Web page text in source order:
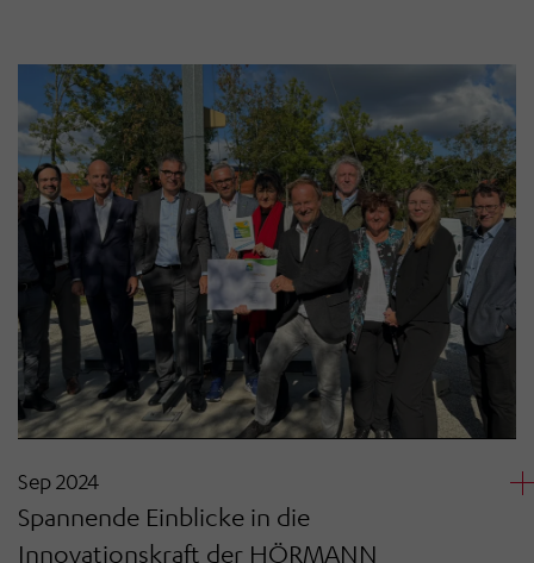
Sep 2024
Spannende Einblicke in die
Innovationskraft der HÖRMANN